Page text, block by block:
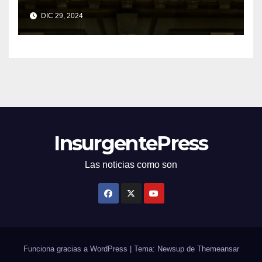
economías regionales pese a
desafíos
DIC 29, 2024
InsurgentePress
Las noticias como son
Funciona gracias a WordPress | Tema: Newsup de Themeansar